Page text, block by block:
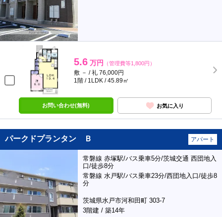
5.6 万円 （管理費等1,800円）
敷 － / 礼 76,000円
1階 / 1LDK / 45.89㎡
お問い合わせ(無料) お気に入り
パークドプランタン Ｂ アパート
常磐線 赤塚駅/バス乗車5分/茨城交通 西団地入
口/徒歩8分
常磐線 水戸駅/バス乗車23分/西団地入口/徒歩8
分
茨城県水戸市河和田町 303-7
3階建 / 築14年